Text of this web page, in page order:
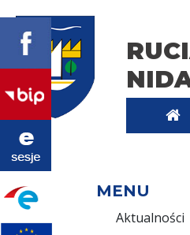
MENU
Aktualności